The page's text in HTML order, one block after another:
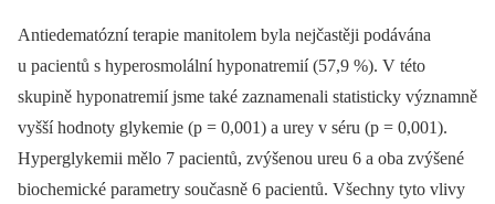
Antiedematózní terapie manitolem byla nejčastěji podávána
u pacientů s hyperosmolální hyponatremií (57,9 %). V této
skupině hyponatremií jsme také zaznamenali statisticky významně
vyšší hodnoty glykemie (p = 0,001) a urey v séru (p = 0,001).
Hyperglykemii mělo 7 pacientů, zvýšenou ureu 6 a oba zvýšené
biochemické parametry současně 6 pacientů. Všechny tyto vlivy